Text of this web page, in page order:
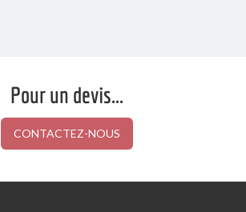
Pour un devis...
CONTACTEZ-NOUS